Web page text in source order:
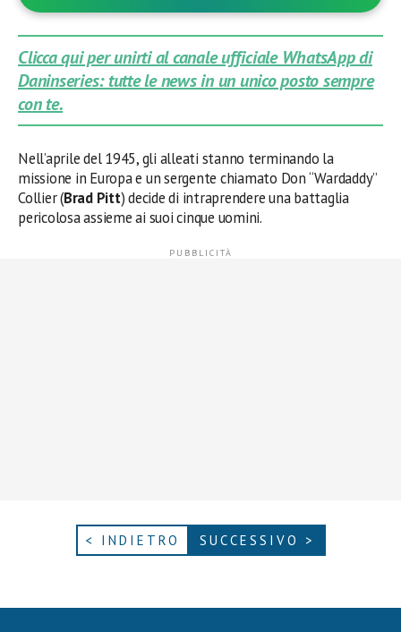
Clicca qui per unirti al canale ufficiale WhatsApp di
Daninseries: tutte le news in un unico posto sempre
con te.
Nell’aprile del 1945, gli alleati stanno terminando la
missione in Europa e un sergente chiamato Don “Wardaddy”
Collier (Brad Pitt) decide di intraprendere una battaglia
pericolosa assieme ai suoi cinque uomini.
< INDIETRO SUCCESSIVO >